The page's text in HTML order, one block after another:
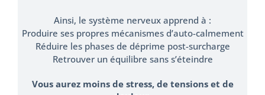
Ainsi, le système nerveux apprend à :
Produire ses propres mécanismes d’auto-calmement
Réduire les phases de déprime post-surcharge
Retrouver un équilibre sans s’éteindre
Vous aurez moins de stress, de tensions et de